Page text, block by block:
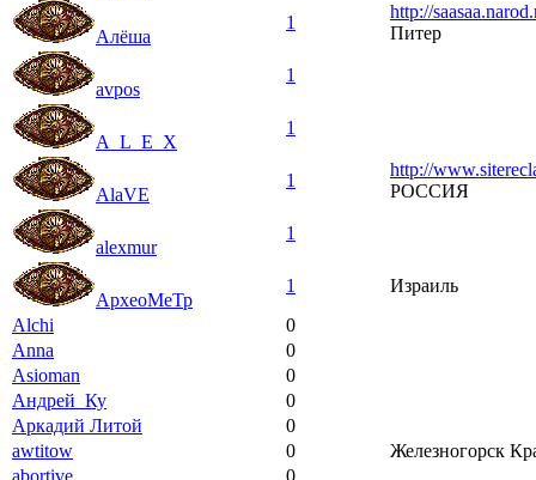
Алёша
1
http://
Питер
avpos
1
A_L_E_X
1
AlaVE
1
http://
РОССИЯ
alexmur
1
АрхеоМеТр
1
Израиль
Alchi
0
Anna
0
Asioman
0
Андрей_Ку
0
Аркадий Литой
0
awtitow
0
Железногорск